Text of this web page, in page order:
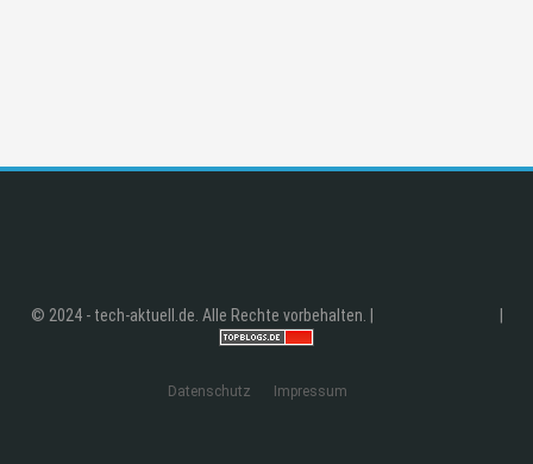
© 2024 - tech-aktuell.de. Alle Rechte vorbehalten. |
Datenschutz Impressum